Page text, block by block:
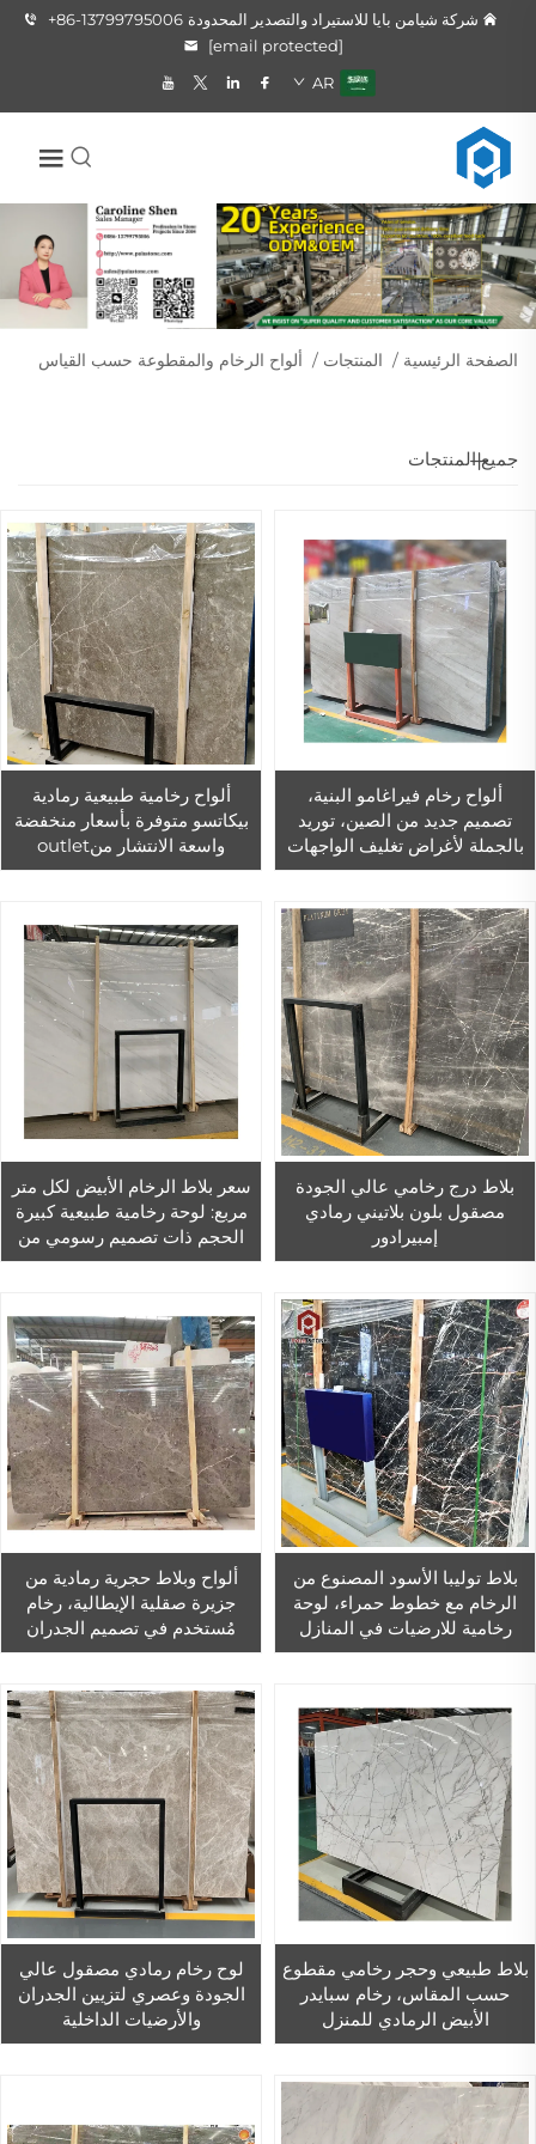
شركة شيامن بايا للاستيراد والتصدير المحدودة +86-13799795006
[email protected]
AR
الصفحة الرئيسية / المنتجات / ألواح الرخام والمقطوعة حسب القياس
جميع المنتجات
ألواح رخام فيراغامو البنية،
تصميم جديد من الصين، توريد
بالجملة لأغراض تغليف الواجهات
الحجرية
ألواح رخامية طبيعية رمادية
بيكاتسو متوفرة بأسعار منخفضة
واسعة الانتشار منoutlet
المصنع، مع عروض موسمية
والأرضيات
بلاط درج رخامي عالي الجودة
مصقول بلون بلاتيني رمادي
إمبيرادور
سعر بلاط الرخام الأبيض لكل متر
مربع: لوحة رخامية طبيعية كبيرة
الحجم ذات تصميم رسومي من
الدولوميت المصقول، لمدة
للفنادق العصرية
بلاط توليبا الأسود المصنوع من
الرخام مع خطوط حمراء، لوحة
رخامية للارضيات في المنازل
ألواح وبلاط حجرية رمادية من
جزيرة صقلية الإيطالية، رخام
مُستخدم في تصميم الجدران
والأرضيات الداخلية
بلاط طبيعي وحجر رخامي مقطوع
حسب المقاس، رخام سبايدر
الأبيض الرمادي للمنزل
لوح رخام رمادي مصقول عالي
الجودة وعصري لتزيين الجدران
والأرضيات الداخلية